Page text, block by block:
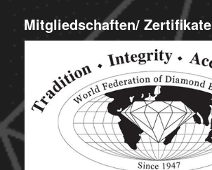
Mitgliedschaften/ Zertifikate